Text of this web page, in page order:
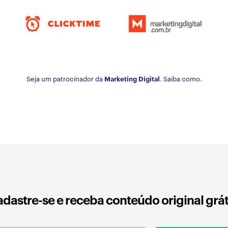
Seja um patrocinador da Marketing Digital. Saiba como.
se e receba conteúdo original